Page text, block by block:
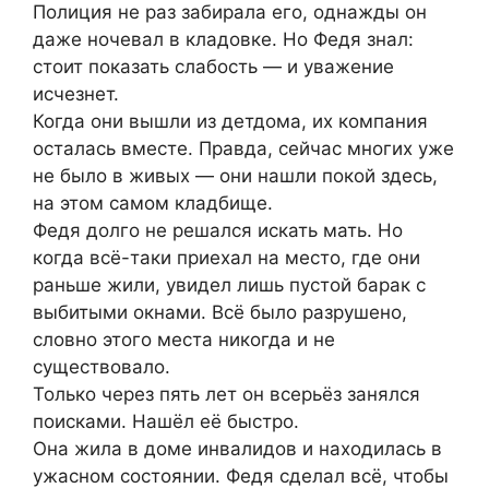
Полиция не раз забирала его, однажды он
даже ночевал в кладовке. Но Федя знал:
стоит показать слабость — и уважение
исчезнет.
Когда они вышли из детдома, их компания
осталась вместе. Правда, сейчас многих уже
не было в живых — они нашли покой здесь,
на этом самом кладбище.
Федя долго не решался искать мать. Но
когда всё-таки приехал на место, где они
раньше жили, увидел лишь пустой барак с
выбитыми окнами. Всё было разрушено,
словно этого места никогда и не
существовало.
Только через пять лет он всерьёз занялся
поисками. Нашёл её быстро.
Она жила в доме инвалидов и находилась в
ужасном состоянии. Федя сделал всё, чтобы